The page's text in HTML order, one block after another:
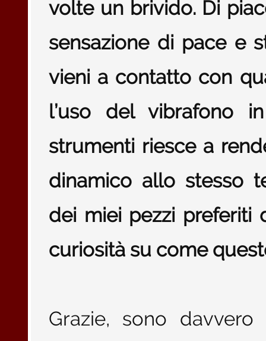
volte un brivido. Di
sensazione di pace e
vieni a contatto con
l’uso del vibrafono
strumenti riesce a
dinamico allo stesso
dei miei pezzi preferiti
curiosità su come
Grazie, sono